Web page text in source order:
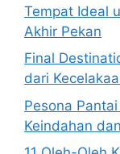
Tempat Ideal
Akhir Pekan
Final
dari
Pesona
Keindahan